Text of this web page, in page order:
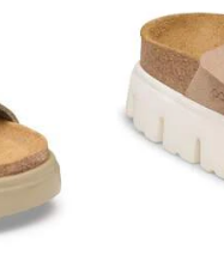
aktualisiert.